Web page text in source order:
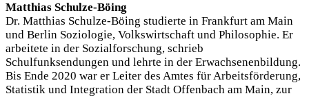
Matthias Schulze-Böing
Dr. Matthias Schulze-Böing studierte in Frankfurt am Main
und Berlin Soziologie, Volkswirtschaft und Philosophie. Er
arbeitete in der Sozialforschung, schrieb
Schulfunksendungen und lehrte in der Erwachsenenbildung.
Bis Ende 2020 war er Leiter des Amtes für Arbeitsförderung,
Statistik und Integration der Stadt Offenbach am Main, zur